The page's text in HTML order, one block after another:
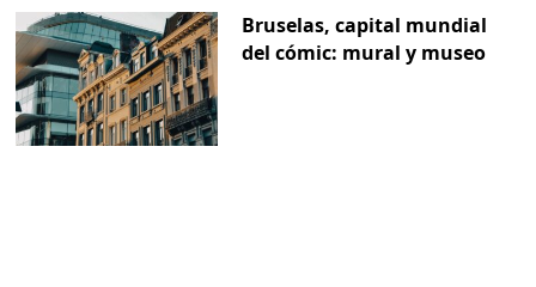
Bruselas, capital mundial
del cómic: mural y museo